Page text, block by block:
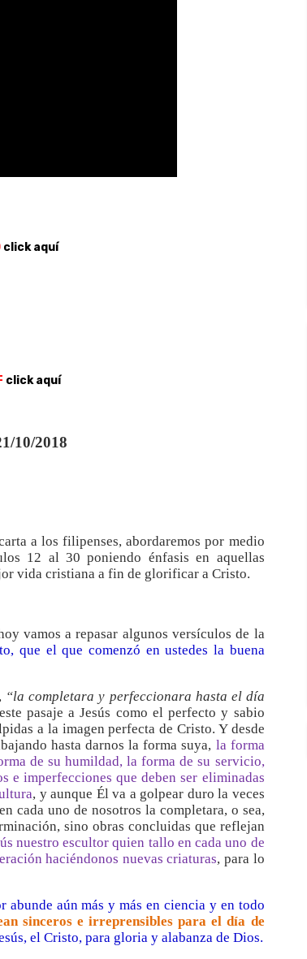
click aquí
click aquí
10/2018
a los filipenses, abordaremos por medio
12 al 30 poniendo énfasis en aquellas
vida cristiana a fin de glorificar a Cristo.
vamos a repasar algunos versículos de la
que el que comenzó en ustedes la buena
“la completara y perfeccionara hasta el día
pasaje a Jesús como el perfecto y sabio
a la imagen perfecta de Cristo. Y desde
hasta darnos la forma suya, la forma
de su humildad, la forma de su servicio,
e imperfecciones que deben ser eliminadas
, y aunque Él va a golpear duro la veces
cada uno de nosotros la completara, o sea,
sino obras concluidas que reflejan
nuestro escultor quien tallo en cada uno de
haciéndonos nuevas criaturas, para lo
abunde aún más y más en ciencia y en todo
sinceros e irreprensibles para el día de
el Cristo, para gloria y alabanza de Dios.